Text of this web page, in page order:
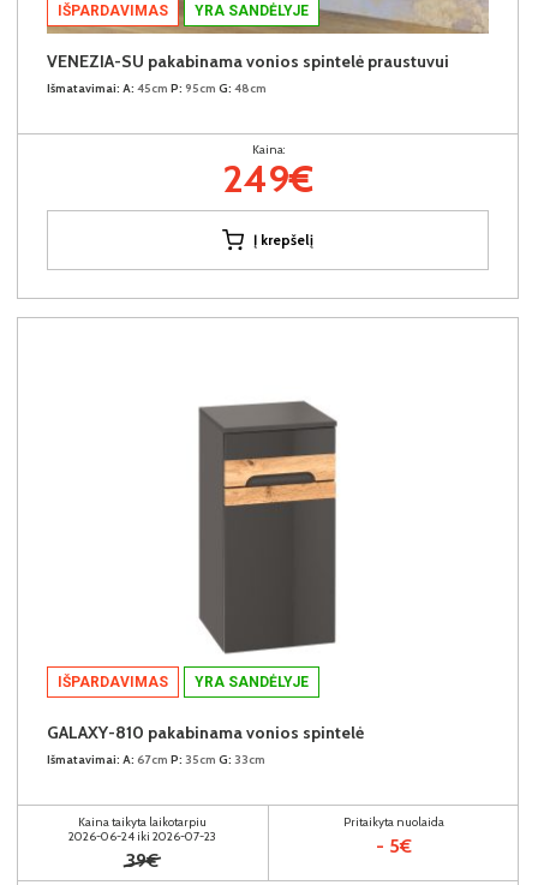
IŠPARDAVIMAS YRA SANDĖLYJE
VENEZIA-SU pakabinama vonios spintelė praustuvui
Išmatavimai: A: 45cm P: 95cm G: 48cm
Kaina:
249€
Į krepšelį
IŠPARDAVIMAS YRA SANDĖLYJE
GALAXY-810 pakabinama vonios spintelė
Išmatavimai: A: 67cm P: 35cm G: 33cm
Kaina taikyta laikotarpiu
2026-06-24 iki 2026-07-23
39€
Pritaikyta nuolaida
- 5€